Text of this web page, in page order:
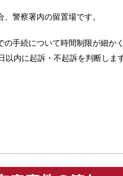
警察署内の留置場です。
の手続について時間制限が細か
以内に起訴・不起訴を判断しま